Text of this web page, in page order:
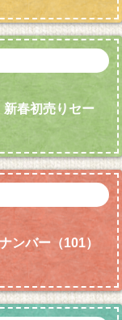
春初売りセー
ンバー（101）